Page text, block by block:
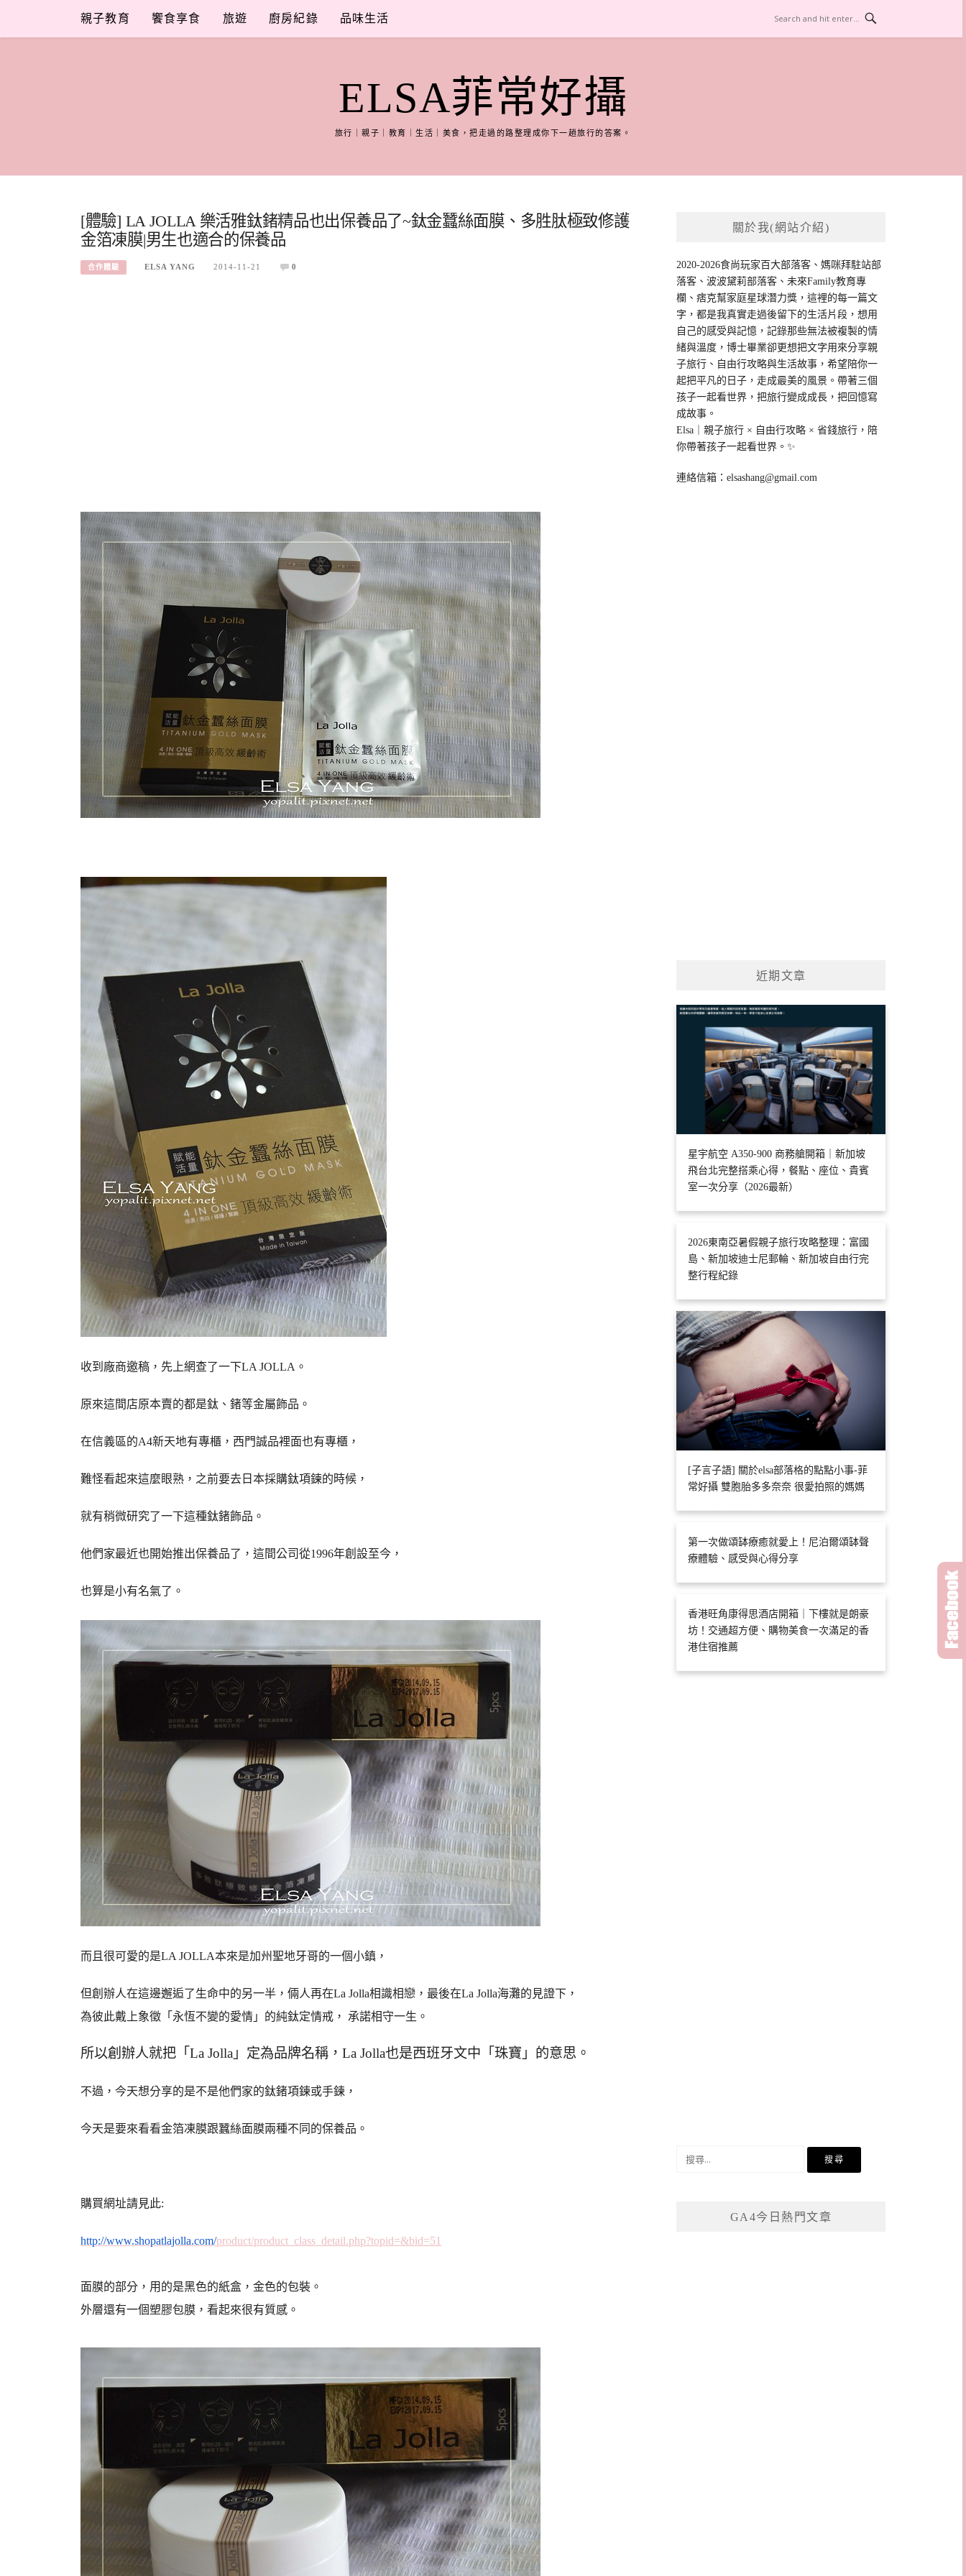
content
親子教育 饗食享食 旅遊 廚房紀錄 品味生活
ELSA菲常好攝
旅行｜親子｜教育｜生活｜美食，把走過的路整理成你下一趟旅行的答案。
[體驗] LA JOLLA 樂活雅鈦鍺精品也出保養品了~鈦金蠶絲面膜、多胜肽極致修護
金箔凍膜|男生也適合的保養品
合作體驗 ELSA YANG 2014-11-21 0
收到廠商邀稿，先上網查了一下LA JOLLA。
原來這間店原本賣的都是鈦、鍺等金屬飾品。
在信義區的A4新天地有專櫃，西門誠品裡面也有專櫃，
難怪看起來這麼眼熟，之前要去日本採購鈦項鍊的時候，
就有稍微研究了一下這種鈦鍺飾品。
他們家最近也開始推出保養品了，這間公司從1996年創設至今，
也算是小有名氣了。
而且很可愛的是LA JOLLA本來是加州聖地牙哥的一個小鎮，
但創辦人在這邊邂逅了生命中的另一半，倆人再在La Jolla相識相戀，最後在La Jolla海灘的見證下，
為彼此戴上象徵「永恆不變的愛情」的純鈦定情戒， 承諾相守一生。
所以創辦人就把「La Jolla」定為品牌名稱，La Jolla也是西班牙文中「珠寶」的意思。
不過，今天想分享的是不是他們家的鈦鍺項鍊或手鍊，
今天是要來看看金箔凍膜跟蠶絲面膜兩種不同的保養品。
購買網址請見此:
http://www.shopatlajolla.com/product/product_class_detail.php?topid=&bid=51
面膜的部分，用的是黑色的紙盒，金色的包裝。
外層還有一個塑膠包膜，看起來很有質感。
關於我(網站介紹)
2020-2026食尚玩家百大部落客、媽咪拜駐站部
落客、波波黛莉部落客、未來Family教育專
欄、痞克幫家庭星球潛力獎，這裡的每一篇文
字，都是我真實走過後留下的生活片段，想用
自己的感受與記憶，記錄那些無法被複製的情
緒與溫度，博士畢業卻更想把文字用來分享親
子旅行、自由行攻略與生活故事，希望陪你一
起把平凡的日子，走成最美的風景。帶著三個
孩子一起看世界，把旅行變成成長，把回憶寫
成故事。
Elsa｜親子旅行 × 自由行攻略 × 省錢旅行，陪
你帶著孩子一起看世界。✨
連絡信箱：elsashang@gmail.com
近期文章
星宇航空 A350-900 商務艙開箱｜新加坡
飛台北完整搭乘心得，餐點、座位、貴賓
室一次分享（2026最新）
2026東南亞暑假親子旅行攻略整理：富國
島、新加坡迪士尼郵輪、新加坡自由行完
整行程紀錄
[子言子語] 關於elsa部落格的點點小事-菲
常好攝 雙胞胎多多奈奈 很愛拍照的媽媽
第一次做頌缽療癒就愛上！尼泊爾頌缽聲
療體驗、感受與心得分享
香港旺角康得思酒店開箱｜下樓就是朗豪
坊！交通超方便、購物美食一次滿足的香
港住宿推薦
GA4今日熱門文章